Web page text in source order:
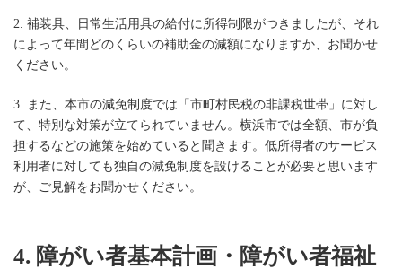
2. 補装具、日常生活用具の給付に所得制限がつきましたが、それ
によって年間どのくらいの補助金の減額になりますか、お聞かせ
ください。
3. また、本市の減免制度では「市町村民税の非課税世帯」に対し
て、特別な対策が立てられていません。横浜市では全額、市が負
担するなどの施策を始めていると聞きます。低所得者のサービス
利用者に対しても独自の減免制度を設けることが必要と思います
が、ご見解をお聞かせください。
4. 障がい者基本計画・障がい者福祉